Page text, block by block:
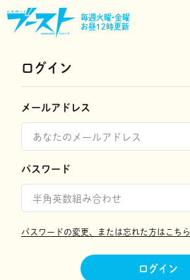
毎週火曜•金曜
お昼12時更新
ログイン
メールアドレス
パスワード
パスワードの変更、または忘れた方はこちら
ログイン